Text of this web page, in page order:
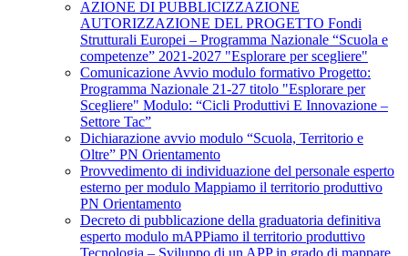
AZIONE DI PUBBLICIZZAZIONE
AUTORIZZAZIONE DEL PROGETTO Fondi
Strutturali Europei – Programma Nazionale “Scuola e
competenze” 2021-2027 "Esplorare per scegliere"
Comunicazione Avvio modulo formativo Progetto:
Programma Nazionale 21-27 titolo "Esplorare per
Scegliere" Modulo: “Cicli Produttivi E Innovazione –
Settore Tac”
Dichiarazione avvio modulo “Scuola, Territorio e
Oltre” PN Orientamento
Provvedimento di individuazione del personale esperto
esterno per modulo Mappiamo il territorio produttivo
PN Orientamento
Decreto di pubblicazione della graduatoria definitiva
esperto modulo mAPPiamo il territorio produttivo